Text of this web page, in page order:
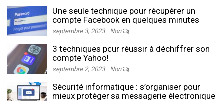
Une seule technique pour récupérer un
compte Facebook en quelques minutes
septembre 3, 2023 Non
3 techniques pour réussir à déchiffrer son
compte Yahoo!
septembre 2, 2023 Non
Sécurité informatique : s’organiser pour
mieux protéger sa messagerie électronique